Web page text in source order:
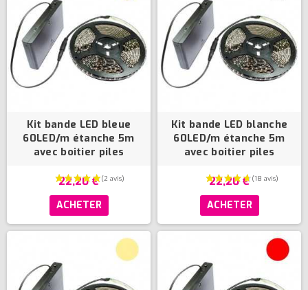
Kit bande LED bleue
60LED/m étanche 5m
avec boitier piles
22,20 €
ACHETER
Kit bande LED blanche
60LED/m étanche 5m
avec boitier piles
22,20 €
ACHETER